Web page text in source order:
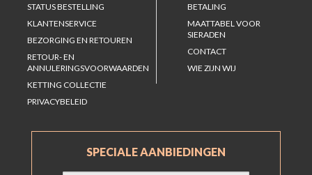
STATUS BESTELLING
KLANTENSERVICE
BEZORGING EN RETOUREN
RETOUR- EN
ANNULERINGSVOORWAARDEN
KETTING COLLECTIE
PRIVACYBELEID
BETALING
MAATTABEL VOOR
SIERADEN
CONTACT
WIE ZIJN WIJ
SPECIALE AANBIEDINGEN